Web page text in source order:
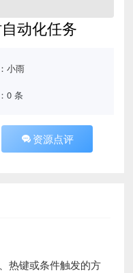
动化任务
小雨
0 条
资源点评
热键或条件触发的方